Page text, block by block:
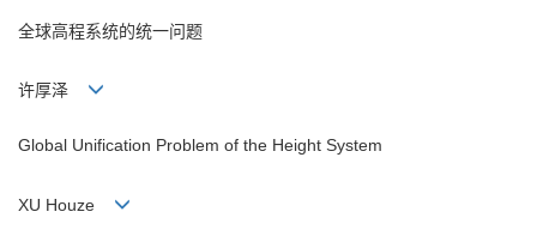
全球高程系统的统一问题
许厚泽
Global Unification Problem of the Height System
XU Houze